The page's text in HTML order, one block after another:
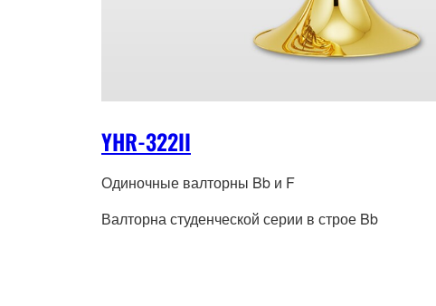
YHR-322II
Одиночные валторны Bb и F
Валторна студенческой серии в строе Bb